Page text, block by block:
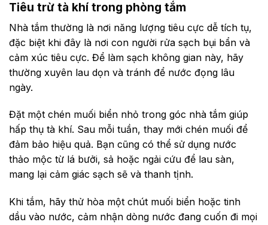
Tiêu trừ tà khí trong phòng tắm
Nhà tắm thường là nơi năng lượng tiêu cực dễ tích tụ,
đặc biệt khi đây là nơi con người rửa sạch bụi bẩn và
cảm xúc tiêu cực. Để làm sạch không gian này, hãy
thường xuyên lau dọn và tránh để nước đọng lâu
ngày.
Đặt một chén muối biển nhỏ trong góc nhà tắm giúp
hấp thụ tà khí. Sau mỗi tuần, thay mới chén muối để
đảm bảo hiệu quả. Bạn cũng có thể sử dụng nước
thảo mộc từ lá bưởi, sả hoặc ngải cứu để lau sàn,
mang lại cảm giác sạch sẽ và thanh tịnh.
Khi tắm, hãy thử hòa một chút muối biển hoặc tinh
dầu vào nước, cảm nhận dòng nước đang cuốn đi mọi